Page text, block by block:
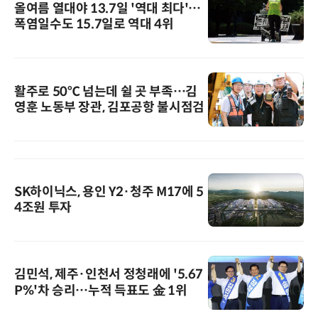
올여름 열대야 13.7일 '역대 최다'…
폭염일수도 15.7일로 역대 4위
활주로 50℃ 넘는데 쉴 곳 부족…김
영훈 노동부 장관, 김포공항 불시점검
SK하이닉스, 용인 Y2·청주 M17에 5
4조원 투자
김민석, 제주·인천서 정청래에 '5.67
P%'차 승리…누적 득표도 金 1위